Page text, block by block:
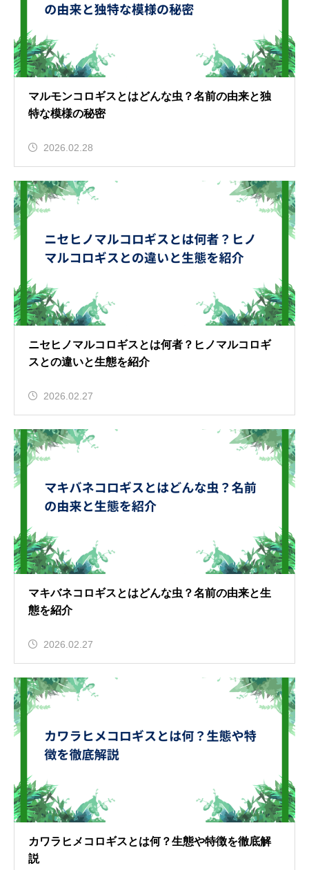
マルモンコロギスとはどんな虫？名前の由来と独
特な模様の秘密
2026.02.28
ニセヒノマルコロギスとは何者？ヒノマルコロギ
スとの違いと生態を紹介
2026.02.27
マキバネコロギスとはどんな虫？名前の由来と生
態を紹介
2026.02.27
カワラヒメコロギスとは何？生態や特徴を徹底解
説